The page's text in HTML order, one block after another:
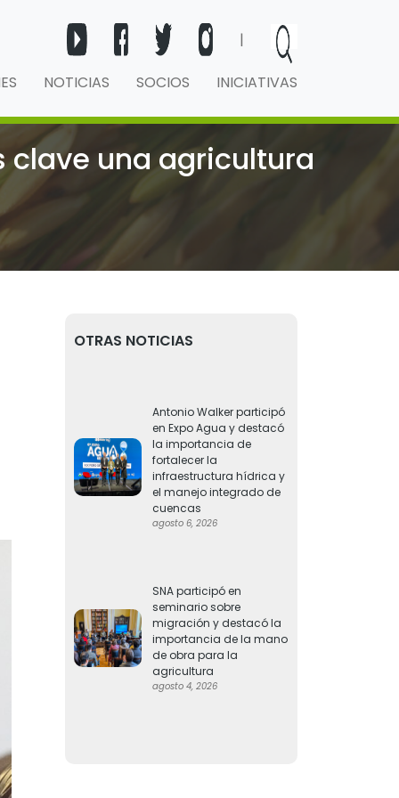
|
NOTICIAS SOCIOS INICIATIVAS
clave una agricultura
OTRAS NOTICIAS
Antonio Walker participó
en Expo Agua y destacó
la importancia de
fortalecer la
infraestructura hídrica y
el manejo integrado de
cuencas
agosto 6, 2026
SNA participó en
seminario sobre
migración y destacó la
importancia de la mano
de obra para la
agricultura
agosto 4, 2026